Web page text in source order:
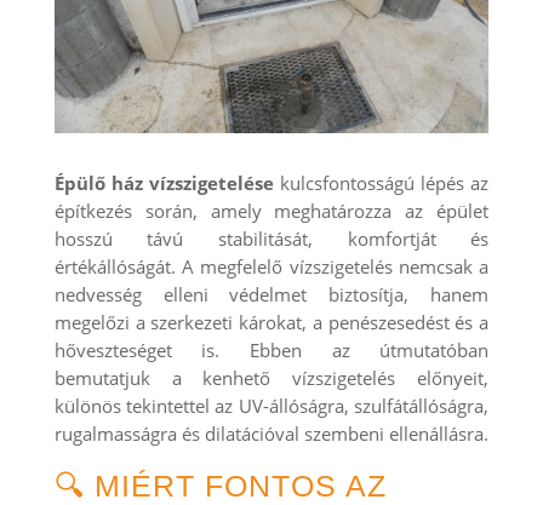
Épülő ház vízszigetelésekulcsfontosságú lépés az
építkezés során, amely meghatározza az épület
hosszú távú stabilitását, komfortját és
értékállóságát. A megfelelő vízszigetelés nemcsak a
nedvesség elleni védelmet biztosítja, hanem
megelőzi a szerkezeti károkat, a penészesedést és a
hőveszteséget is. Ebben az útmutatóban
bemutatjuk a kenhető vízszigetelés előnyeit,
különös tekintettel az UV-állóságra, szulfátállóságra,
rugalmasságra és dilatációval szembeni ellenállásra.
🔍 MIÉRT FONTOS AZ